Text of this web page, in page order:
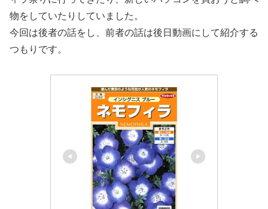
物をしていたりしていました。
今回は後者の話をし、前者の話は後日動画にして紹介する
つもりです。